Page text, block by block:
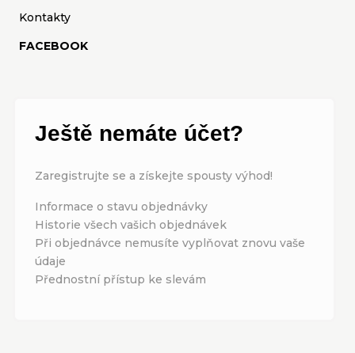
Kontakty
FACEBOOK
Ještě nemáte účet?
Zaregistrujte se a získejte spousty výhod!
Informace o stavu objednávky
Historie všech vašich objednávek
Při objednávce nemusíte vyplňovat znovu vaše
údaje
Přednostní přístup ke slevám